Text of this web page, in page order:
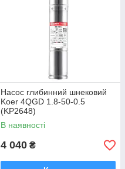
Насос глибинний шнековий
Koer 4QGD 1.8-50-0.5
(KP2648)
В наявності
4 040 ₴